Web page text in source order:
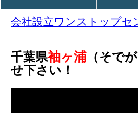
会社設立ワンストップセ
千葉県袖ヶ浦 （そで
せ下さい！